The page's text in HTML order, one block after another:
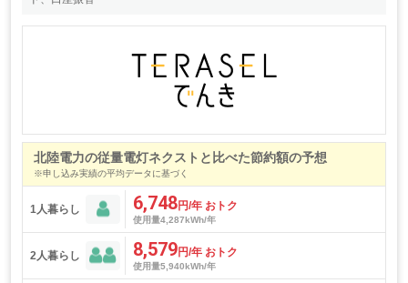
北陸電力の従量電灯ネクストと比べた節約額の予想
※申し込み実績の平均データに基づく
1人暮らし 6,748円/年 おトク
使用量4,287kWh/年
2人暮らし 8,579円/年 おトク
使用量5,940kWh/年